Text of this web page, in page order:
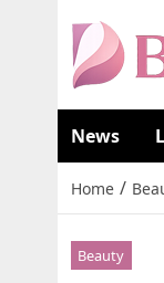
News
Home /
Beauty